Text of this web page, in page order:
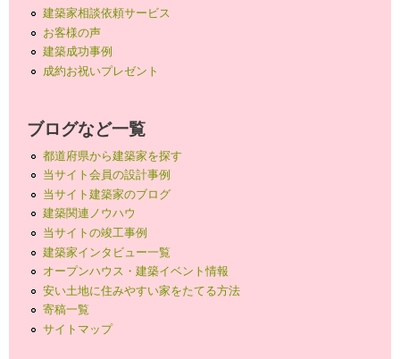
建築家相談依頼サービス
お客様の声
建築成功事例
成約お祝いプレゼント
ブログなど一覧
都道府県から建築家を探す
当サイト会員の設計事例
当サイト建築家のブログ
建築関連ノウハウ
当サイトの竣工事例
建築家インタビュー一覧
オープンハウス・建築イベント情報
安い土地に住みやすい家をたてる方法
寄稿一覧
サイトマップ